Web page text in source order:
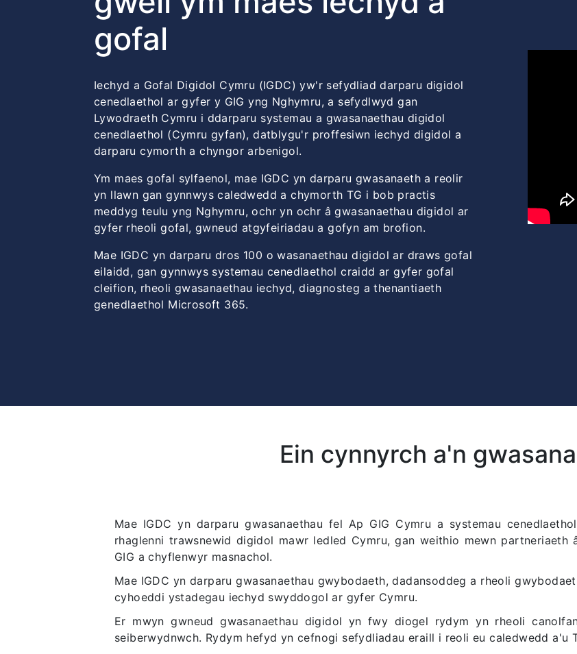
gofal
Iechyd a Gofal Digidol Cymru (IGDC) yw'r sefydliad darparu digidol
cenedlaethol ar gyfer y GIG yng Nghymru, a sefydlwyd gan
Lywodraeth Cymru i ddarparu systemau a gwasanaethau digidol
cenedlaethol (Cymru gyfan), datblygu'r proffesiwn iechyd digidol a
darparu cymorth a chyngor arbenigol.
Ym maes gofal sylfaenol, mae IGDC yn darparu gwasanaeth a reolir
yn llawn gan gynnwys caledwedd a chymorth TG i bob practis
meddyg teulu yng Nghymru, ochr yn ochr â gwasanaethau digidol ar
gyfer rheoli gofal, gwneud atgyfeiriadau a gofyn am brofion.
Mae IGDC yn darparu dros 100 o wasanaethau digidol ar draws gofal
eilaidd, gan gynnwys systemau cenedlaethol craidd ar gyfer gofal
cleifion, rheoli gwasanaethau iechyd, diagnosteg a thenantiaeth
genedlaethol Microsoft 365.
Ein cynnyrch a'n
Mae IGDC yn darparu gwasanaethau fel Ap GIG Cymru a systemau
rhaglenni trawsnewid digidol mawr ledled Cymru, gan weithio mewn
GIG a chyflenwyr masnachol.
Mae IGDC yn darparu gwasanaethau gwybodaeth, dadansoddeg a rheoli
cyhoeddi ystadegau iechyd swyddogol ar gyfer Cymru.
Er mwyn gwneud gwasanaethau digidol yn fwy diogel rydym yn rheoli
seiberwydnwch. Rydym hefyd yn cefnogi sefydliadau eraill i reoli eu caledwedd a'u